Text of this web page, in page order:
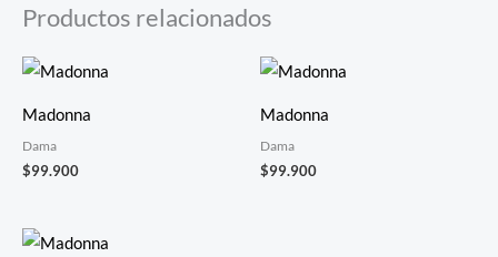
Productos relacionados
Madonna
Dama
$99.900
Madonna
Dama
$99.900